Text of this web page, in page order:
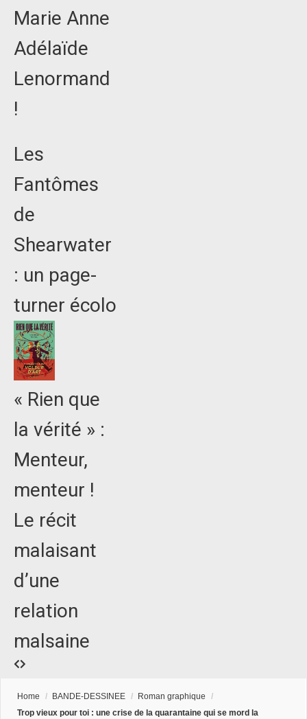
Marie Anne
Adélaïde
Lenormand
!
Les
Fantômes
de
Shearwater
: un page-
turner écolo
« Rien que
la vérité » :
Menteur,
menteur !
Le récit
malaisant
d’une
relation
malsaine
Home / BANDE-DESSINEE / Roman graphique
/
Trop vieux pour toi : une crise de la quarantaine qui se mord la